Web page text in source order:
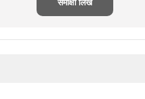
समीक्षा लिखें